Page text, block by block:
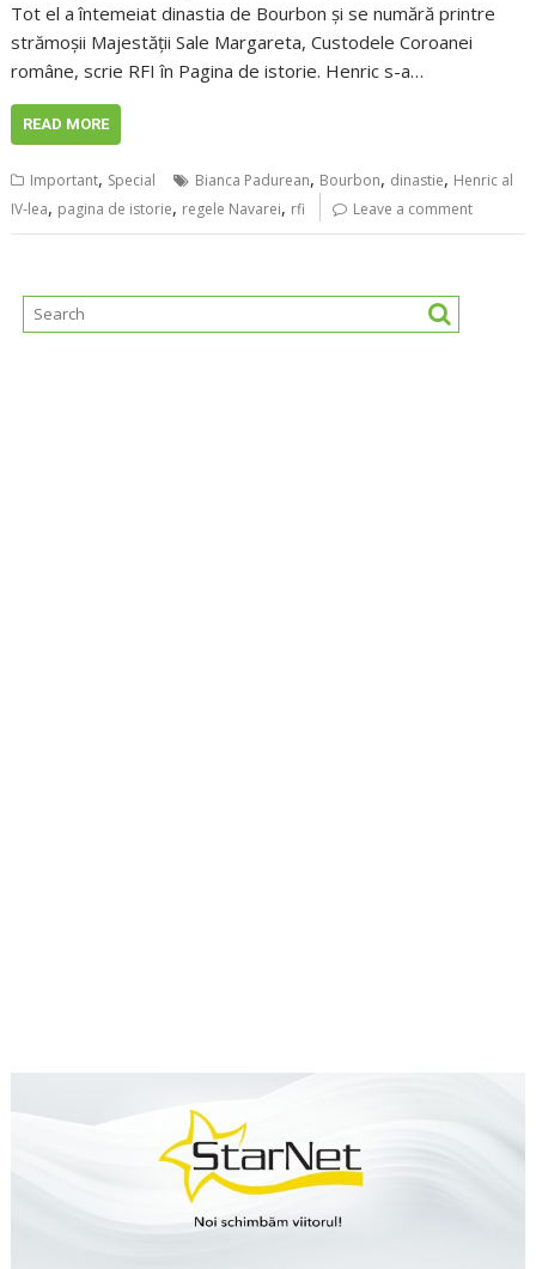
Tot el a întemeiat dinastia de Bourbon și se numără printre
strămoșii Majestății Sale Margareta, Custodele Coroanei
române, scrie RFI în Pagina de istorie. Henric s-a…
READ MORE
Important, Special Bianca Padurean, Bourbon, dinastie, Henric al
IV-lea, pagina de istorie, regele Navarei, rfi Leave a comment